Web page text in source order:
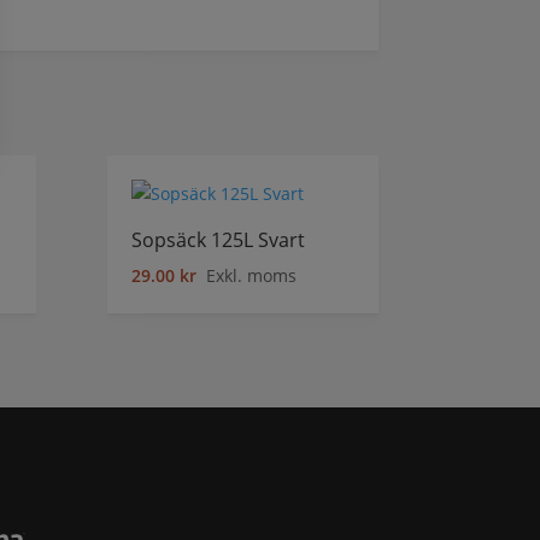
Sopsäck 125L Svart
29.00 kr Exkl. moms